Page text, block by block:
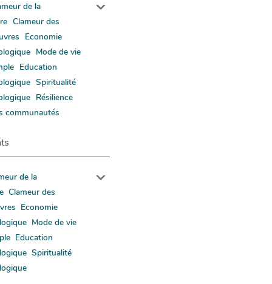
de la
Clameur des
Economie
Mode de vie
Education
Spiritualité
Résilience
communautés
de la
Clameur des
Economie
Mode de vie
Education
Spiritualité